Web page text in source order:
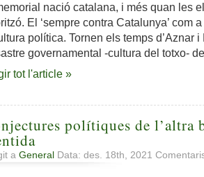
nació catalana, i més quan les
El ‘sempre contra Catalunya’ com
política. Tornen els temps d’Aznar
governamental -cultura del totxo-
tot l'article »
polítiques de l’altra
a General Data: des. 18th, 2021